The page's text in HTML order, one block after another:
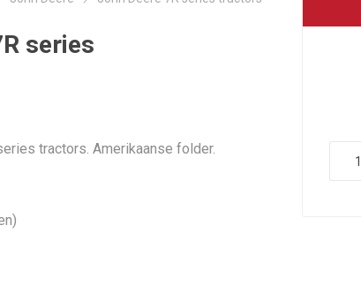
series
tractors. Amerikaanse folder.